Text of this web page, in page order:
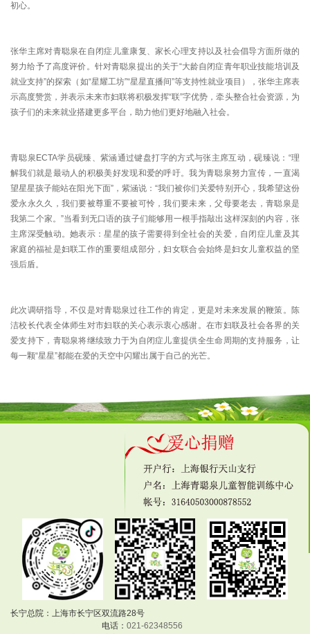
初心。
张华主席对青聪泉在自闭症儿童康复、家长心理支持以及社会倡导方面所做的
努力给予了高度评价。针对青聪泉提出的关于“大龄自闭症青年职业技能培训及
就业支持”的探索（如“星耀工坊”“星星直播间”等支持性就业项目），张华主席表
示高度赞赏，并表示未来市妇联将积极发挥“联”字优势，牵头整合社会资源，为
孩子们的未来就业搭建更多平台，助力他们更好地融入社会。
青聪泉ECTA学员砚臻、紫涵通过键盘打字的方式与张主席互动，砚臻说：“理
解我们就是最动人的积极美好发现和爱的呼吁。我为青聪泉努力宣传，一直渴
望星星孩子能站在阳光下面”，紫涵说：“我们被你们关爱特别开心，我希望这份
爱永永久久，我们要被尊重不要被可怜，我们要未来，父母要老去，青聪泉是
我第二个家。”当看到无口语的孩子们能够用一根手指敲出这样深刻的内容，张
主席深受触动。她表示：星星的孩子需要得到全社会的关爱，自闭症儿童及其
家庭的福祉是妇联工作的重要组成部分，妇女联合会始终是妇女儿童权益的坚
强后盾。
此次调研指导，不仅是对青聪泉过往工作的肯定，更是对未来发展的鞭策。陈
洁校长代表全体师生对市妇联的关心表示衷心感谢。在市妇联及社会各界的关
爱支持下，青聪泉将继续致力于为自闭症儿童提供全生命周期的支持服务，让
每一颗“星星”都能在爱的天空中闪耀出属于自己的光芒。
长宁总院：上海市长宁区双流路28号
电话： 021-62348556